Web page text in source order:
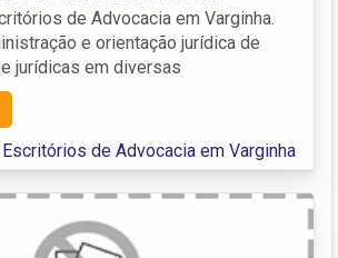
de Advocacia em Varginha.
e orientação jurídica de
jurídicas em diversas
de Advocacia em Varginha